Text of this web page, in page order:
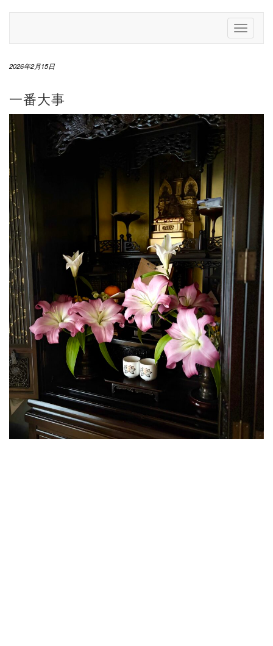
Toggle
2026年2月15日
一番大事